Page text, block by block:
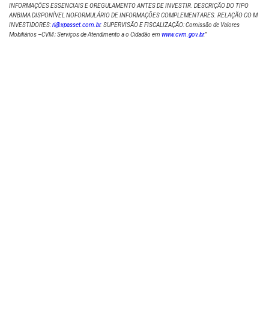
INFORMAÇÕES ESSENCIAIS E OREGULAMENTO ANTES DE INVESTIR. DESCRIÇÃO DO TIPO
ANBIMA DISPONÍVEL NOFORMULÁRIO DE INFORMAÇÕES COMPLEMENTARES. RELAÇÃO CO M
INVESTIDORES:ri@xpasset.com.br. SUPERVISÃO E FISCALIZAÇÃO: Comissão de Valores
Mobiliários –CVM ; Serviços de Atendimento a o Cidadão em www.cvm.gov.br.”